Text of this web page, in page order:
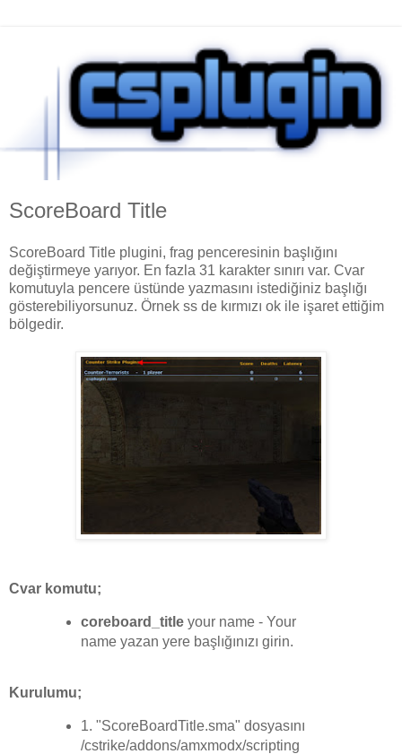
ScoreBoard Title
ScoreBoard Title plugini, frag penceresinin başlığını
değiştirmeye yarıyor. En fazla 31 karakter sınırı var. Cvar
komutuyla pencere üstünde yazmasını istediğiniz başlığı
gösterebiliyorsunuz. Örnek ss de kırmızı ok ile işaret ettiğim
bölgedir.
Cvar komutu;
coreboard_titleyour name - Your
name yazan yere başlığınızı girin.
Kurulumu;
1. "ScoreBoardTitle.sma" dosyasını
/cstrike/addons/amxmodx/scripting